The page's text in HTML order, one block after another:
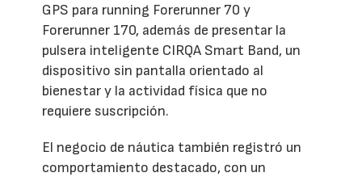
GPS para running Forerunner 70 y
Forerunner 170, además de presentar la
pulsera inteligente CIRQA Smart Band, un
dispositivo sin pantalla orientado al
bienestar y la actividad física que no
requiere suscripción.
El negocio de náutica también registró un
comportamiento destacado, con un